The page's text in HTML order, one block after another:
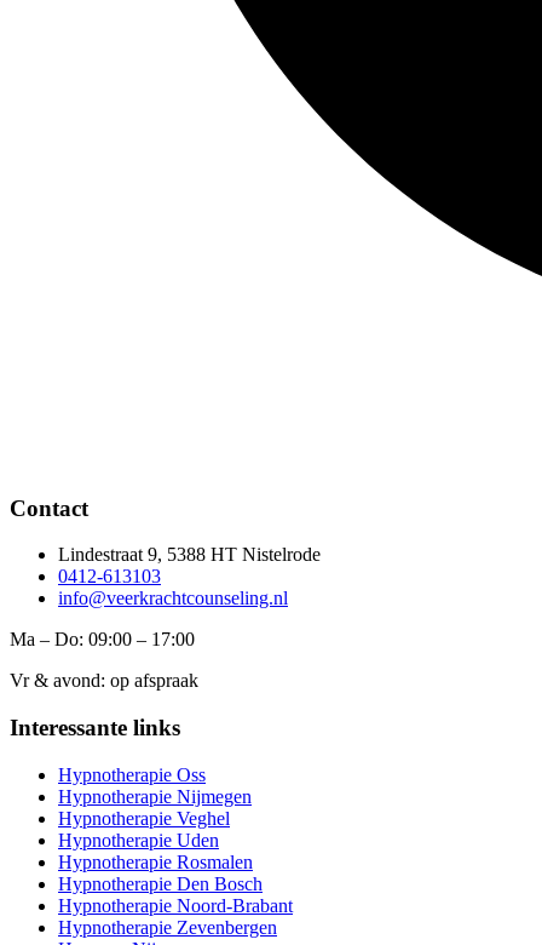
Contact
Lindestraat 9, 5388 HT Nistelrode
0412-613103
info@veerkrachtcounseling.nl
Ma – Do: 09:00 – 17:00
Vr & avond: op afspraak
Interessante links
Hypnotherapie Oss
Hypnotherapie Nijmegen
Hypnotherapie Veghel
Hypnotherapie Uden
Hypnotherapie Rosmalen
Hypnotherapie Den Bosch
Hypnotherapie Noord-Brabant
Hypnotherapie Zevenbergen